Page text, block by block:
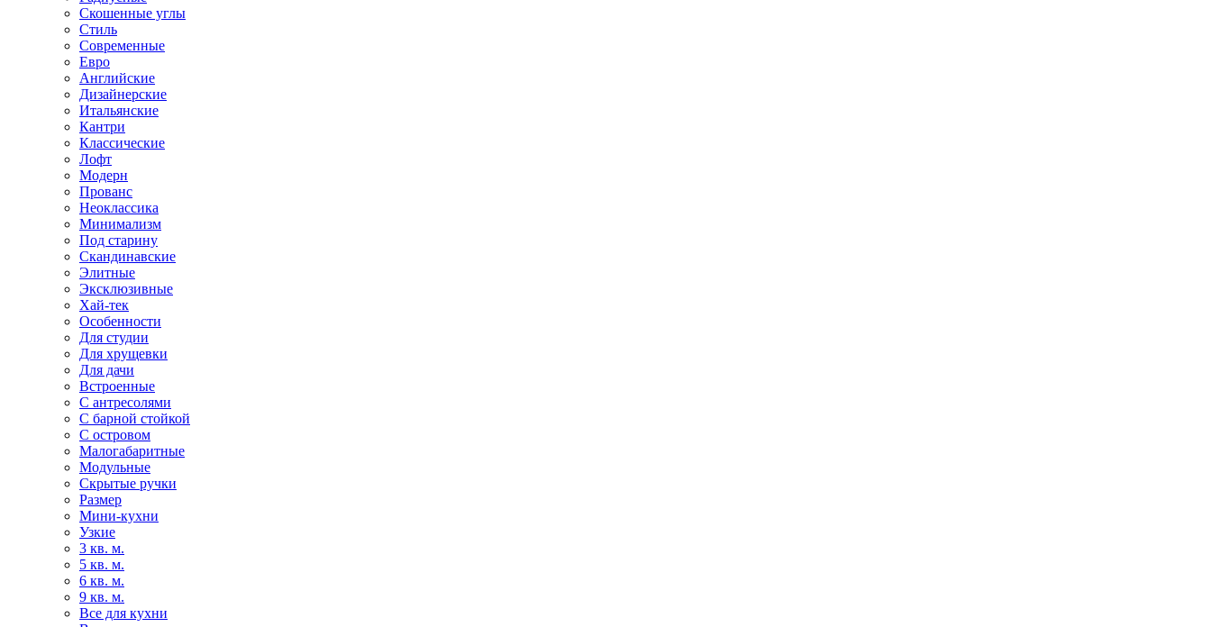
Скошенные углы
Стиль
Современные
Евро
Английские
Дизайнерские
Итальянские
Кантри
Классические
Лофт
Модерн
Прованс
Неоклассика
Минимализм
Под старину
Скандинавские
Элитные
Эксклюзивные
Хай-тек
Особенности
Для студии
Для хрущевки
Для дачи
Встроенные
С антресолями
С барной стойкой
С островом
Малогабаритные
Модульные
Скрытые ручки
Размер
Мини-кухни
Узкие
3 кв. м.
5 кв. м.
6 кв. м.
9 кв. м.
Все для кухни